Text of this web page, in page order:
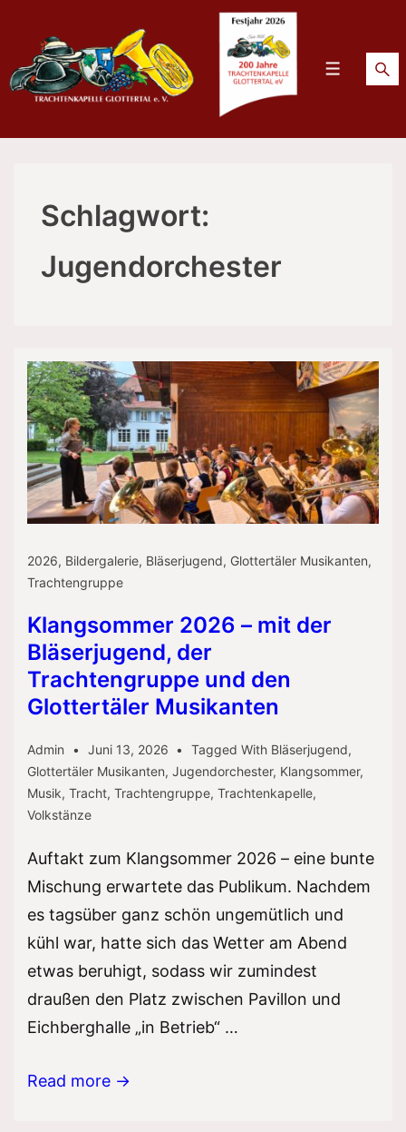
Inhalt
Menü
Schlagwort:
Jugendorchester
2026, Bildergalerie, Bläserjugend, Glottertäler Musikanten,
Trachtengruppe
Klangsommer 2026 – mit der
Bläserjugend, der
Trachtengruppe und den
Glottertäler Musikanten
Admin Juni 13, 2026 Tagged With Bläserjugend,
Glottertäler Musikanten, Jugendorchester, Klangsommer,
Musik, Tracht, Trachtengruppe, Trachtenkapelle,
Volkstänze
Auftakt zum Klangsommer 2026 – eine bunte
Mischung erwartete das Publikum. Nachdem
es tagsüber ganz schön ungemütlich und
kühl war, hatte sich das Wetter am Abend
etwas beruhigt, sodass wir zumindest
draußen den Platz zwischen Pavillon und
Eichberghalle „in Betrieb“ …
Klangsommer
Read more →